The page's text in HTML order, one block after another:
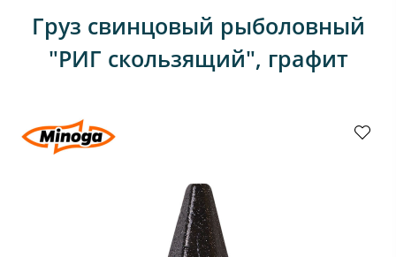
Груз свинцовый рыболовный
"РИГ скользящий", графит